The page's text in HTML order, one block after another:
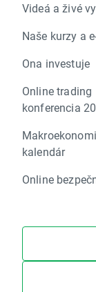
Videá a živé
Naše kurzy a
Ona investuje
Online trading
konferencia
kalendár
Online